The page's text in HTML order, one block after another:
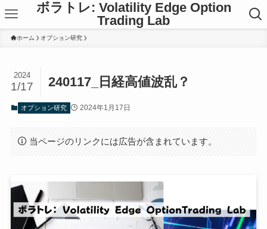
ボラトレ: Volatility Edge Option
Trading Lab
ホーム オプション研究
240117_日経高値波乱？
2024
1/17
オプション研究 2024年1月17日
当ページのリンクには広告が含まれています。